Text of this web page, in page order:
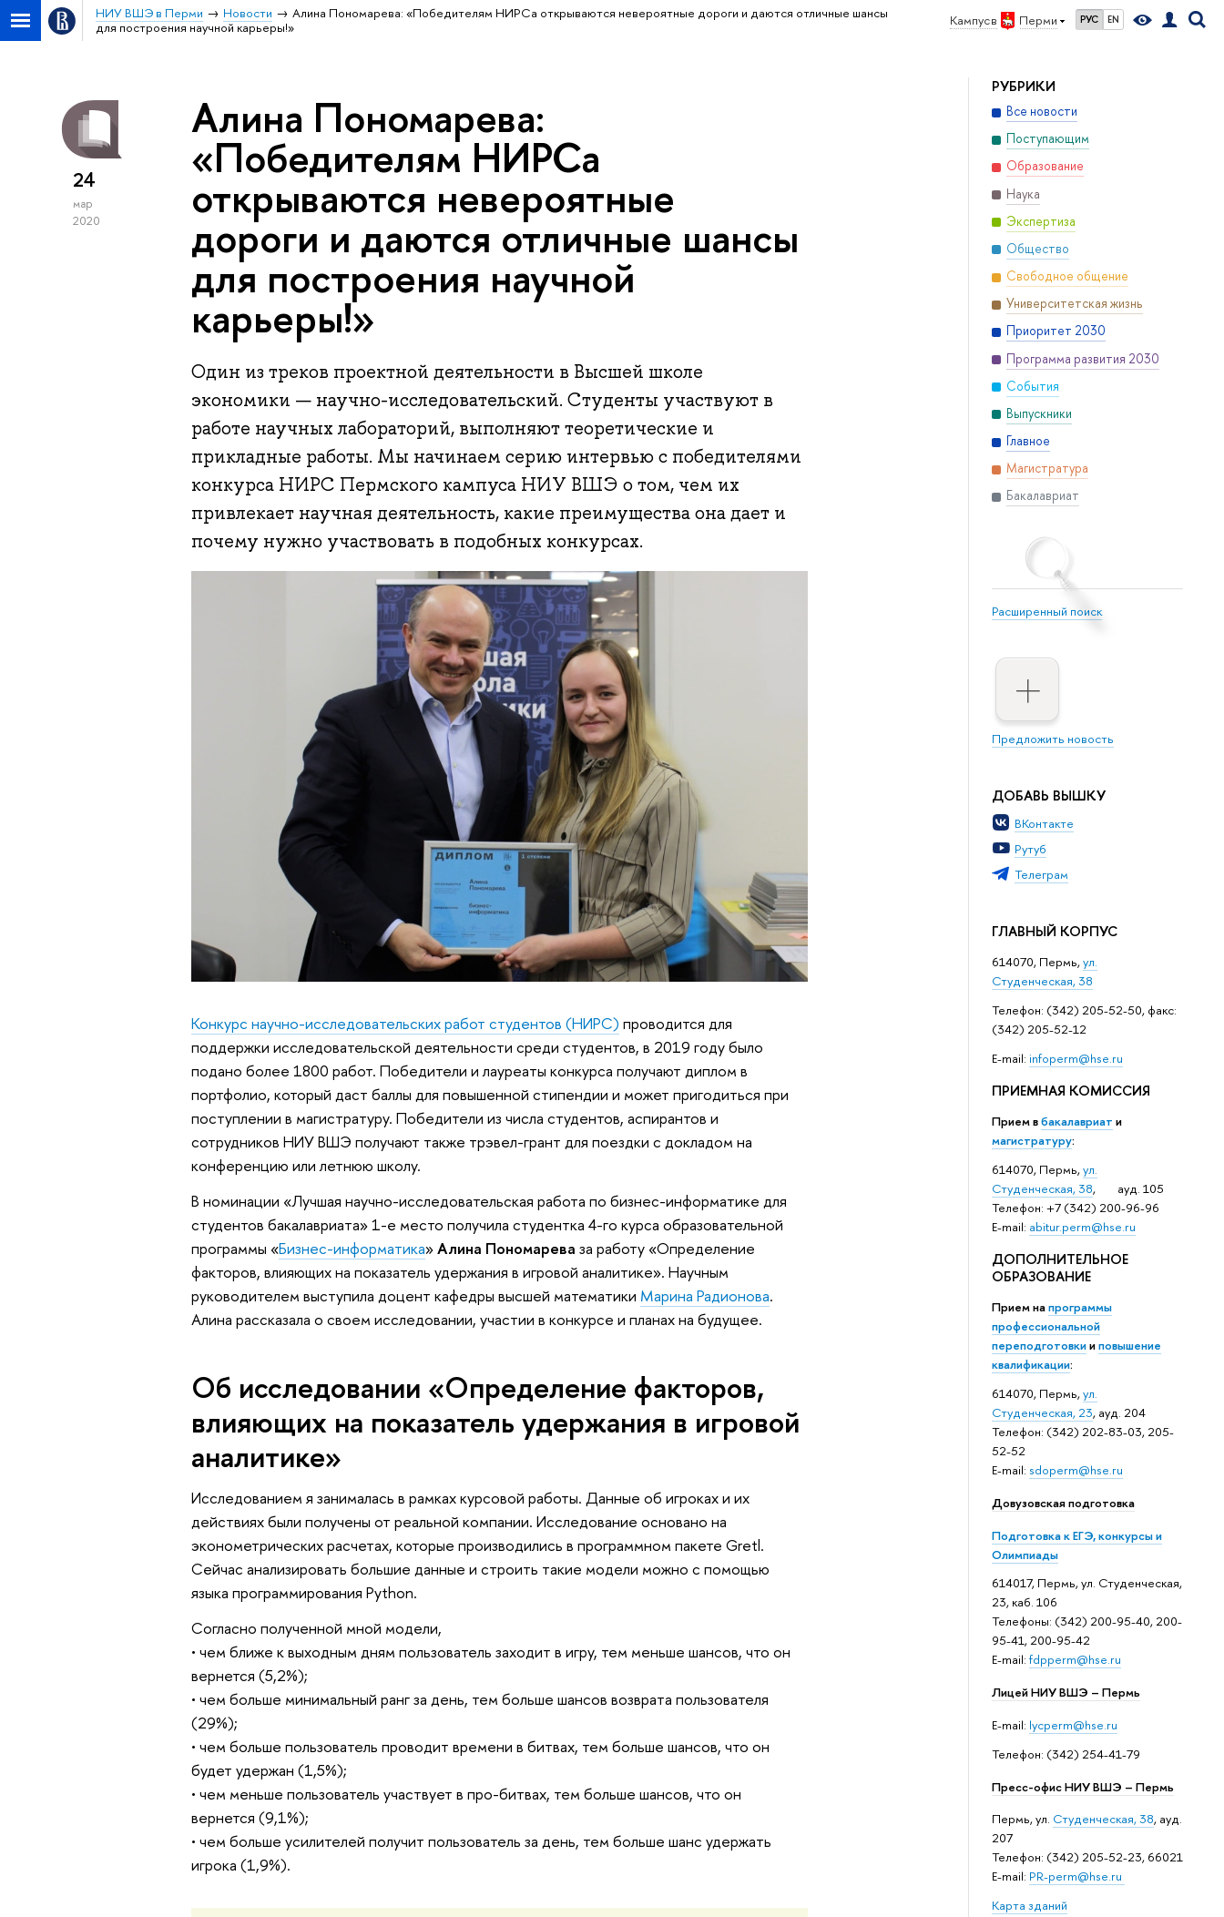
Кампус в Перми РУС EN
НИУ ВШЭ в Перми Новости
Алина Пономарева: «Победителям НИРСа открываются невероятные дороги и даются отличные шансы
для построения научной карьеры!»
РУБРИКИ
Все новости
Поступающим
Образование
Наука
Экспертиза
Общество
Свободное общение
Университетская жизнь
Приоритет 2030
Программа развития 2030
События
Выпускники
Главное
Магистратура
Бакалавриат
Расширенный поиск
Предложить новость
ДОБАВЬ ВЫШКУ
ВКонтакте
Рутуб
Телеграм
ГЛАВНЫЙ КОРПУС
614070, Пермь,ул.
Студенческая, 38
Телефон: (342) 205-52-50, факс:
(342) 205-52-12
Е-mail: infoperm@hse.ru
ПРИЕМНАЯ КОМИССИЯ
Прием вбакалавриат и
магистратуру:
614070, Пермь,ул.
Студенческая, 38, ауд. 105
Телефон: +7 (342) 200-96-96
E-mail: abitur.perm@hse.ru
ДОПОЛНИТЕЛЬНОЕ
ОБРАЗОВАНИЕ
Прием напрограммы
профессиональной
переподготовкииповышение
квалификации:
614070, Пермь,ул.
Студенческая, 23, ауд. 204
Телефон: (342) 202-83-03, 205-
52-52
E-mail: sdoperm@hse.ru
Довузовская подготовка
Подготовка к ЕГЭ, конкурсы и
Олимпиады
614017, Пермь, ул. Студенческая,
23, каб. 106
Телефоны: (342) 200-95-40, 200-
95-41, 200-95-42
E-mail: fdpperm@hse.ru
Лицей НИУ ВШЭ – Пермь
E-mail: lycperm@hse.ru
Телефон: (342) 254-41-79
Пресс-офис НИУ ВШЭ – Пермь
Пермь, ул. Студенческая, 38, ауд.
207
Телефон: (342) 205-52-23, 66021
E-mail: PR-perm@hse.ru
Карта зданий
24
мар
2020
Алина Пономарева:
«Победителям НИРСа
открываются невероятные
дороги и даются отличные шансы
для построения научной
карьеры!»
Один из треков проектной деятельности в Высшей школе
экономики — научно-исследовательский. Студенты участвуют в
работе научных лабораторий, выполняют теоретические и
прикладные работы. Мы начинаем серию интервью с победителями
конкурса НИРС Пермского кампуса НИУ ВШЭ о том, чем их
привлекает научная деятельность, какие преимущества она дает и
почему нужно участвовать в подобных конкурсах.
Конкурс научно-исследовательских работ студентов (НИРС) проводится для
поддержки исследовательской деятельности среди студентов, в 2019 году было
подано более 1800 работ. Победители и лауреаты конкурса получают диплом в
портфолио, который даст баллы для повышенной стипендии и может пригодиться при
поступлении в магистратуру. Победители из числа студентов, аспирантов и
сотрудников НИУ ВШЭ получают также трэвел-грант для поездки с докладом на
конференцию или летнюю школу.
В номинации «Лучшая научно-исследовательская работа по бизнес-информатике для
студентов бакалавриата» 1-е место получила студентка 4-го курса образовательной
программы «Бизнес-информатика»Алина Пономарева за работу «Определение
факторов, влияющих на показатель удержания в игровой аналитике». Научным
руководителем выступила доцент кафедры высшей математики Марина Радионова.
Алина рассказала о своем исследовании, участии в конкурсе и планах на будущее.
Об исследовании «Определение факторов,
влияющих на показатель удержания в игровой
аналитике»
Исследованием я занималась в рамках курсовой работы. Данные об игроках и их
действиях были получены от реальной компании. Исследование основано на
эконометрических расчетах, которые производились в программном пакете Gretl.
Сейчас анализировать большие данные и строить такие модели можно с помощью
языка программирования Python.
Согласно полученной мной модели,
• чем ближе к выходным дням пользователь заходит в игру, тем меньше шансов, что он
вернется (5,2%);
• чем больше минимальный ранг за день, тем больше шансов возврата пользователя
(29%);
• чем больше пользователь проводит времени в битвах, тем больше шансов, что он
будет удержан (1,5%);
• чем меньше пользователь участвует в про-битвах, тем больше шансов, что он
вернется (9,1%);
• чем больше усилителей получит пользователь за день, тем больше шанс удержать
игрока (1,9%).